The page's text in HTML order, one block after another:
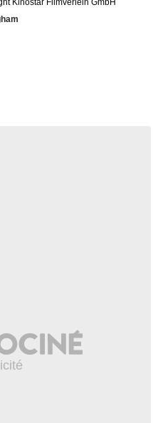
Kinostar Filmverleih GmbH